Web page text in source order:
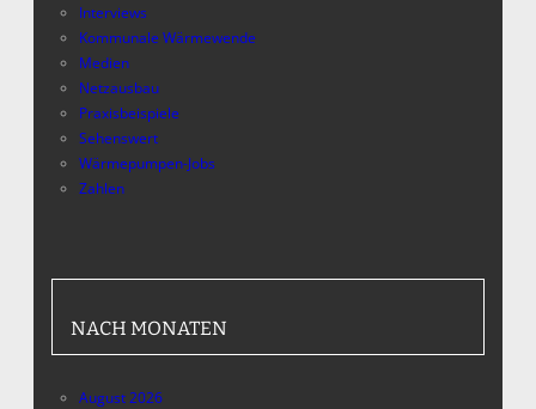
Interviews
Kommunale Wärmewende
Medien
Netzausbau
Praxisbeispiele
Sehenswert
Wärmepumpen-Jobs
Zahlen
NACH MONATEN
August 2026